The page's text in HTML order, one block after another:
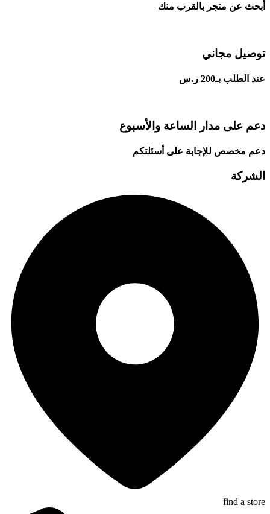
أبحث عن متجر بالقرب منك
توصيل مجاني
عند الطلب بـ200 ر.س
دعم على مدار الساعة والأسبوع
دعم مخصص للإجابة على أسئلتكم
الشركة
find a store